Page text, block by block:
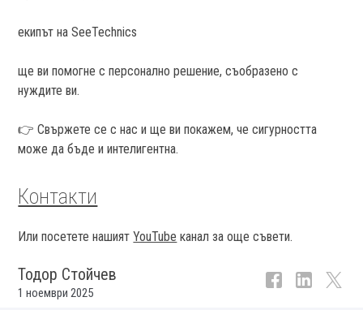
екипът на SeeTechnics
ще ви помогне с персонално решение, съобразено с
нуждите ви.
👉 Свържете се с нас и ще ви покажем, че сигурността
може да бъде и интелигентна.
Контакти
Или посетете нашиятYouTube канал за още съвети.
Тодор Стойчев
1 ноември 2025